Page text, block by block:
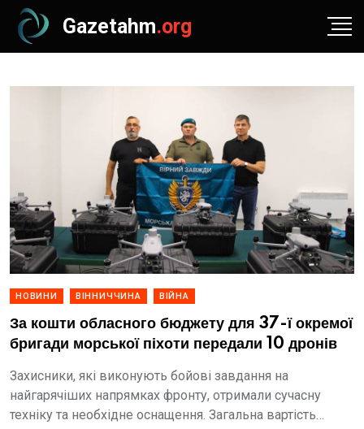
Gazetahm.org
НОВИНИ ВІННИЧЧИНА ВІЙНА
За кошти обласного бюджету для 37-ї окремої
бригади морської піхоти передали 10 дронів
Захисники, які виконують бойові завдання на
найгарячіших напрямках фронту, отримали сучасну
техніку та необхідне оснащення. Загальна вартість